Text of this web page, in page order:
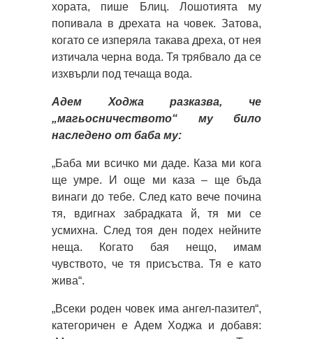
хората, пише Блиц. Лошотията му
попивала в дрехата на човек. Затова,
когато се изперяла такава дреха, от нея
изтичала черна вода. Тя трябвало да се
изхвърли под течаща вода.
Адем Ходжа разказва, че
„магьосничеството“ му било
наследено от баба му:
„Баба ми всичко ми даде. Каза ми кога
ще умре. И още ми каза – ще бъда
винаги до тебе. След като вече почина
тя, вдигнах забрадката й, тя ми се
усмихна. След тоя ден подех нейните
неща. Когато бая нещо, имам
чувството, че тя присъства. Тя е като
жива“.
„Всеки роден човек има ангел-пазител“,
категоричен е Адем Ходжа и добавя: